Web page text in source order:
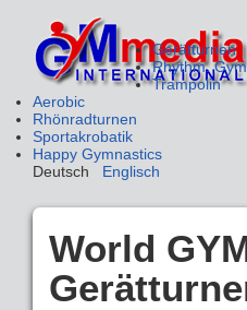
Gerätturnen
Rhythm.
Trampolin
Aerobic
Rhönradturnen
Sportakrobatik
Happy Gymnastics
Deutsch Englisch
World